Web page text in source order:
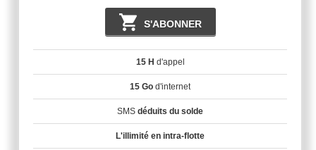
Dhs
15 H d'appel
15 Go d'internet
SMS déduits du solde
L'illimité en intra-flotte